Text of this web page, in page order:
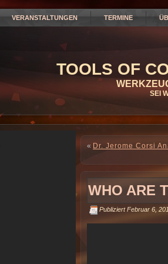
VERANSTALTUNGEN TERMINE
TOOLS OF
SEI
« Dr. Jerome Corsi
WHO ARE
Publiziert Februar 6,